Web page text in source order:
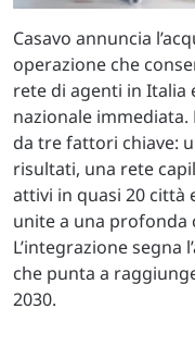
Casavo annuncia
operazione che
rete di agenti in
nazionale immediata.
da tre fattori chiave:
risultati, una rete
attivi in quasi 20 città
unite a una profonda
L’integrazione segna
che punta a
2030.